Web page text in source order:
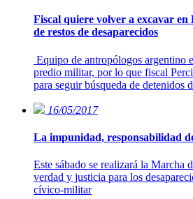
Fiscal quiere volver a excavar en
de restos de desaparecidos
Equipo de antropólogos argentino
predio militar, por lo que fiscal
para seguir búsqueda de detenidos
16/05/2017
La impunidad, responsabilidad
Este sábado se realizará la Marcha
verdad y justicia para los
cívico-militar